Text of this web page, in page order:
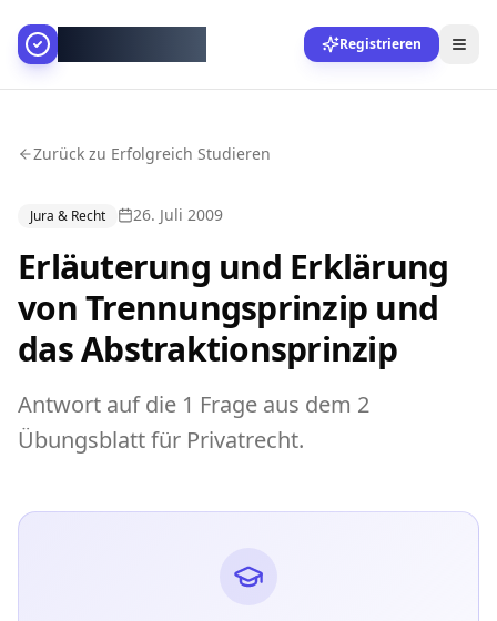
Registrieren
Zurück zu Erfolgreich Studieren
Jura & Recht 26. Juli 2009
Erläuterung und Erklärung
von Trennungsprinzip und
das Abstraktionsprinzip
Antwort auf die 1 Frage aus dem 2
Übungsblatt für Privatrecht.